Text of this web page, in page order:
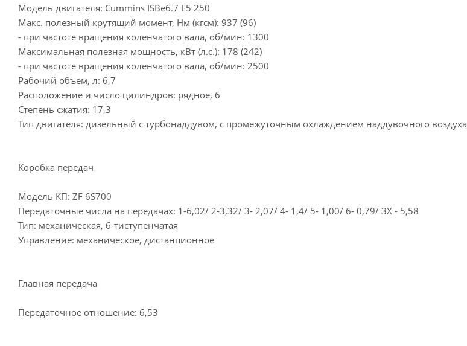
Модель двигателя: Cummins ISBe6.7 E5 250
Макс. полезный крутящий момент, Нм (кгсм): 937 (96)
- при частоте вращения коленчатого вала, об/мин: 1300
Максимальная полезная мощность, кВт (л.с.): 178 (242)
- при частоте вращения коленчатого вала, об/мин: 2500
Рабочий объем, л: 6,7
Расположение и число цилиндров: рядное, 6
Степень сжатия: 17,3
Тип двигателя: дизельный с турбонаддувом, с промежуточным охлаждением наддувочного воздуха
Коробка передач
Модель КП: ZF 6S700
Передаточные числа на передачах: 1-6,02/ 2-3,32/ 3- 2,07/ 4- 1,4/ 5- 1,00/ 6- 0,79/ ЗХ - 5,58
Тип: механическая, 6-тиступенчатая
Управление: механическое, дистанционное
Главная передача
Передаточное отношение: 6,53